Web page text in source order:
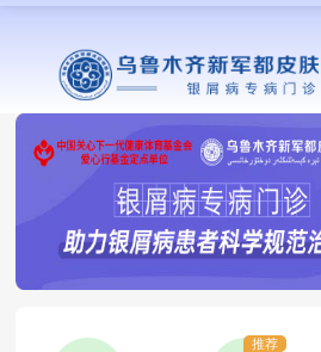
推荐